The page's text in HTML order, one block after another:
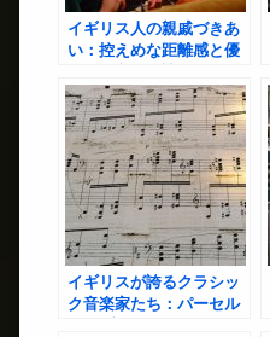
イギリス人の親戚づきあ
い：控えめな距離感と優
イギリスが誇るクラシッ
ク音楽家たち：パーセル